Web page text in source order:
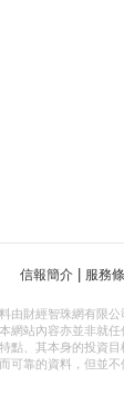
信報簡介 服務
由財經智珠網有限
網站內容亦並非就
點、其本身的投資
可靠的資料，但並